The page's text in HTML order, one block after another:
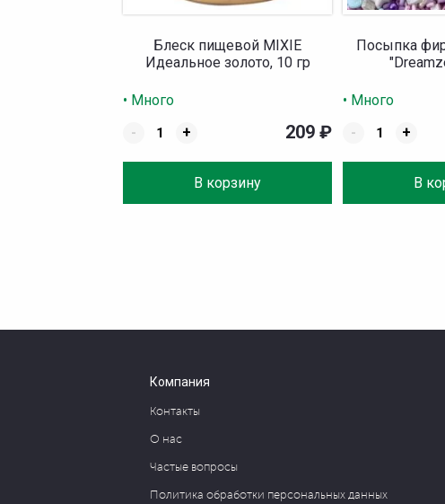
Блеск пищевой MIXIE
Идеальное золото, 10 гр
• Много
-
+
В корзину
209₽
Посыпка
• Много
-
+
В
Компания
Контакты
О нас
Частые вопросы
Политика обработки персональных данных